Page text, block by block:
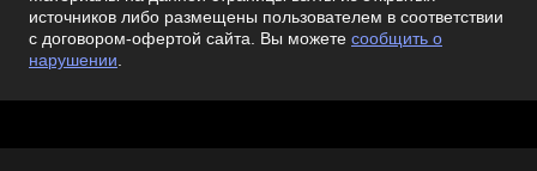
источников либо размещены пользователем в соответствии
с договором-офертой сайта. Вы можете сообщить о
нарушении.